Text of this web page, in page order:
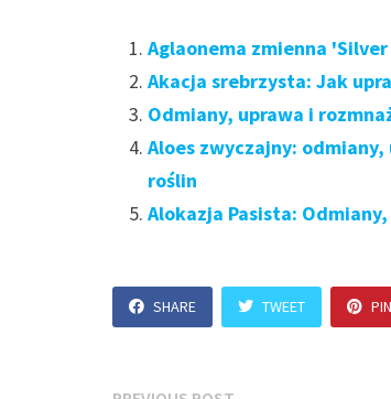
Aglaonema zmienna
Akacja srebrzysta: Jak
Odmiany, uprawa i
Aloes zwyczajny:
roślin
Alokazja Pasista:
SHARE TWEET